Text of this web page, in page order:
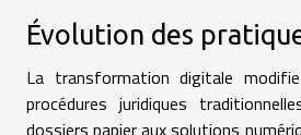
Évolution des
La transformation digitale
procédures juridiques